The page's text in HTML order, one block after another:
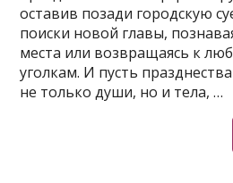
оставив позади городскую
поиски новой главы,
места или возвращаясь к
уголкам. И пусть
не только души, но и тела, …